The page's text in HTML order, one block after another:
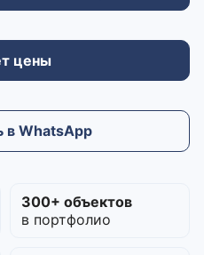
цены
в WhatsApp
300+ объектов
в портфолио